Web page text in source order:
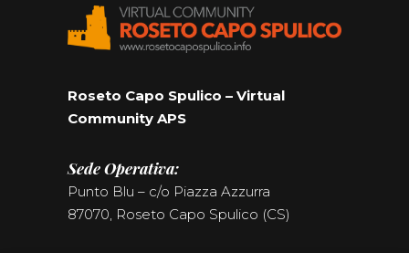
Roseto Capo Spulico – Virtual
Community APS
Sede Operativa:
Punto Blu – c/o Piazza Azzurra
87070, Roseto Capo Spulico (CS)